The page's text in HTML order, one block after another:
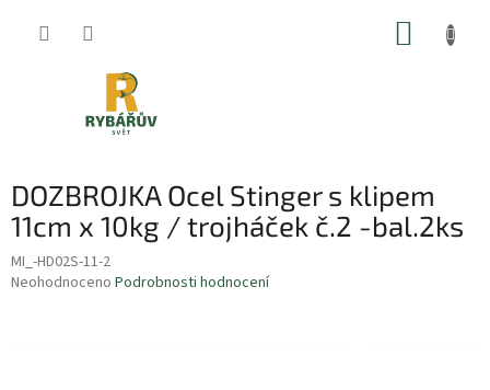
DOZBROJKA Ocel Stinger s klipem
11cm x 10kg / trojháček č.2 -bal.2ks
MI_-HD02S-11-2
Průměrné
Neohodnoceno Podrobnosti hodnocení